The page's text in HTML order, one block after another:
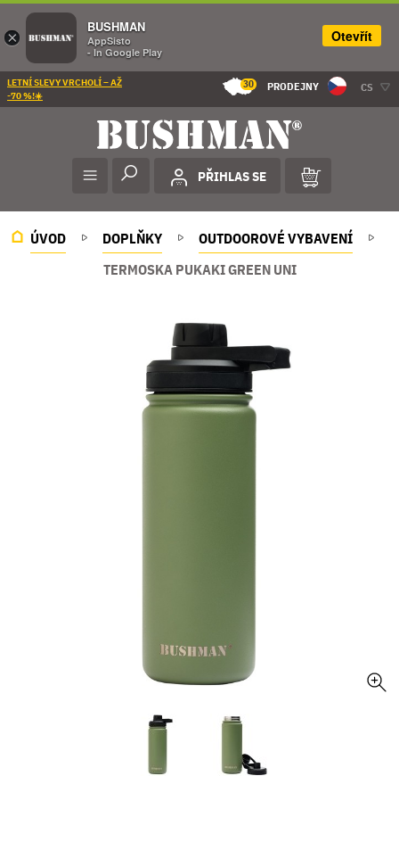
LETNÍ SLEVY VRCHOLÍ – AŽ
-70 %!☀️
30 PRODEJNY CS
PŘIHLAS SE
ÚVOD DOPLŇKY
OUTDOOROVÉ VYBAVENÍ
TERMOSKA PUKAKI GREEN UNI
×
BUSHMAN
AppSisto
- In Google Play
Otevřít